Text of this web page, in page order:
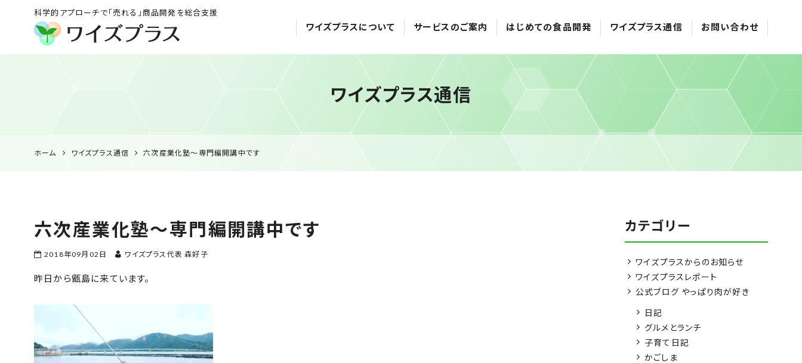
科学的アプローチで「売れる」商品開発を総合支援
HACCP衛生管理・食
品表示の専門コンサル
ワイズプラスについて サービスのご案内 はじめての食品開発 ワイズプラス通信 お問い合わせ
ワイズプラス通信
ホーム ワイズプラス通信 六次産業化塾～専門編開講中です
六次産業化塾～専門編開講中です
2018年09月02日 ワイズプラス代表 森好子
昨日から甑島に来ています。
カテゴリー
ワイズプラスからのお知らせ
ワイズプラスレポート
公式ブログ やっぱり肉が好き
日記
グルメとランチ
子育て日記
かごしま